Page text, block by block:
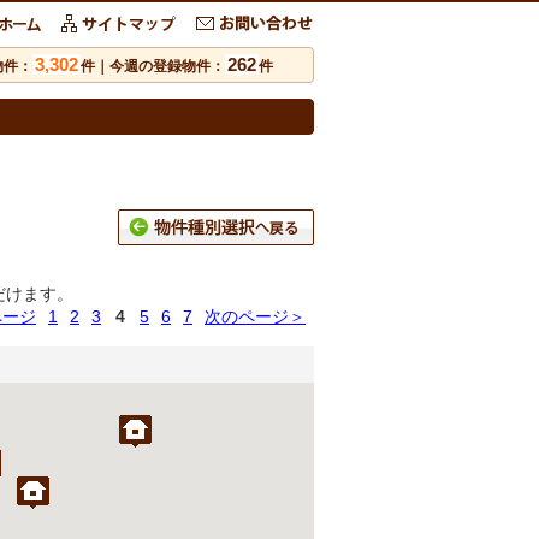
： 3,302件｜今週の登録物件： 262件
ます。
ジ
1 2 3 4 5 6 7 次のページ＞